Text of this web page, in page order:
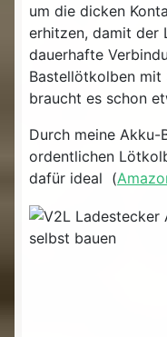
um die dicken
erhitzen, damit der
dauerhafte
Bastellötkolben mit
braucht es schon
Durch meine Akku-
ordentlichen
dafür ideal (